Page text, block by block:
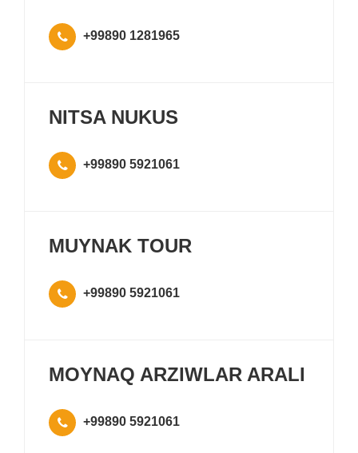
+99890 1281965
NITSA NUKUS
+99890 5921061
MUYNAK TOUR
+99890 5921061
MOYNAQ ARZIWLAR ARALI
+99890 5921061